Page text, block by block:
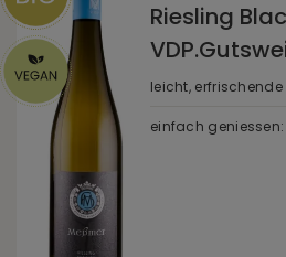
Riesling
leicht, erfrischende
einfach geniessen: